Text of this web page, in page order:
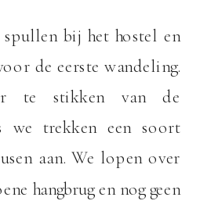
spullen bij het hostel en
de eerste wandeling.
te stikken van de
we trekken een soort
aan. We lopen over
hangbrug en nog geen